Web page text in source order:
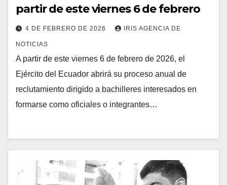
partir de este viernes 6 de febrero
4 DE FEBRERO DE 2026 IRIS AGENCIA DE
NOTICIAS
A partir de este viernes 6 de febrero de 2026, el
Ejército del Ecuador abrirá su proceso anual de
reclutamiento dirigido a bachilleres interesados en
formarse como oficiales o integrantes…